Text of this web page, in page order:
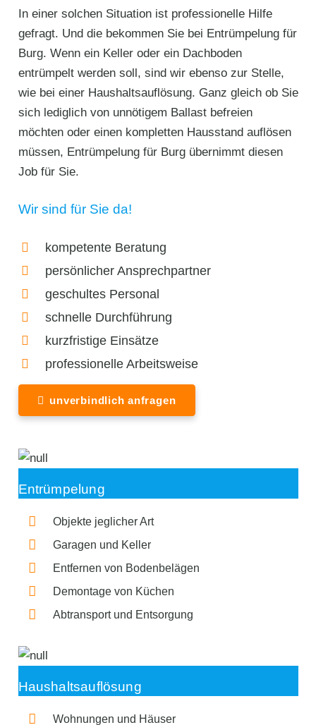
In einer solchen Situation ist professionelle Hilfe
gefragt. Und die bekommen Sie bei Entrümpelung für
Burg. Wenn ein Keller oder ein Dachboden
entrümpelt werden soll, sind wir ebenso zur Stelle,
wie bei einer Haushaltsauflösung. Ganz gleich ob Sie
sich lediglich von unnötigem Ballast befreien
möchten oder einen kompletten Hausstand auflösen
müssen, Entrümpelung für Burg übernimmt diesen
Job für Sie.
Wir sind für Sie da!
kompetente Beratung
persönlicher Ansprechpartner
geschultes Personal
schnelle Durchführung
kurzfristige Einsätze
professionelle Arbeitsweise
unverbindlich anfragen
Entrümpelung
Objekte jeglicher Art
Garagen und Keller
Entfernen von Bodenbelägen
Demontage von Küchen
Abtransport und Entsorgung
Haushaltsauflösung
Wohnungen und Häuser